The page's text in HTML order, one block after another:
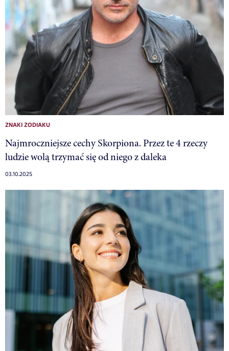
ZNAKI ZODIAKU
Najmroczniejsze cechy Skorpiona. Przez te 4 rzeczy
ludzie wolą trzymać się od niego z daleka
03.10.2025